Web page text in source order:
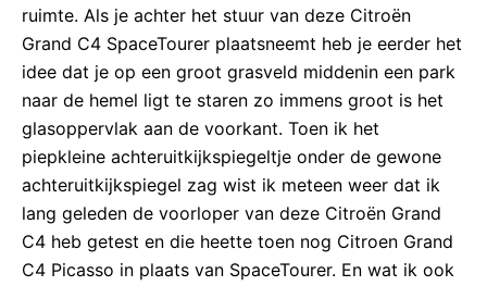
ruimte. Als je achter het stuur van deze Citroën
Grand C4 SpaceTourer plaatsneemt heb je eerder het
idee dat je op een groot grasveld middenin een park
naar de hemel ligt te staren zo immens groot is het
glasoppervlak aan de voorkant. Toen ik het
piepkleine achteruitkijkspiegeltje onder de gewone
achteruitkijkspiegel zag wist ik meteen weer dat ik
lang geleden de voorloper van deze Citroën Grand
C4 heb getest en die heette toen nog Citroen Grand
C4 Picasso in plaats van SpaceTourer. En wat ik ook